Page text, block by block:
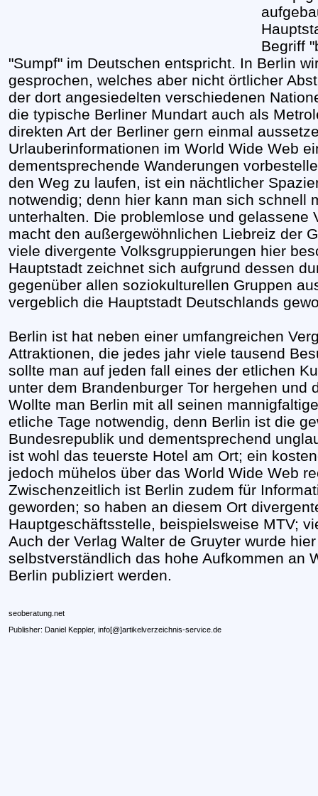
Begriff
"Sumpf" im Deutschen entspricht. In Berlin
gesprochen, welches aber nicht örtlicher
der dort angesiedelten verschiedenen
die typische Berliner Mundart auch als
direkten Art der Berliner gern einmal
Urlauberinformationen im World Wide Web
dementsprechende Wanderungen
den Weg zu laufen, ist ein nächtlicher
notwendig; denn hier kann man sich schnell
unterhalten. Die problemlose und gelassene
macht den außergewöhnlichen Liebreiz der
viele divergente Volksgruppierungen hier
Hauptstadt zeichnet sich aufgrund dessen
gegenüber allen soziokulturellen Gruppen
vergeblich die Hauptstadt Deutschlands
Berlin ist hat neben einer umfangreichen
Attraktionen, die jedes jahr viele tausend
sollte man auf jeden fall eines der etlichen
unter dem Brandenburger Tor hergehen und
Wollte man Berlin mit all seinen
etliche Tage notwendig, denn Berlin ist die
Bundesrepublik und dementsprechend
ist wohl das teuerste Hotel am Ort; ein
jedoch mühelos über das World Wide Web
Zwischenzeitlich ist Berlin zudem für
geworden; so haben an diesem Ort
Hauptgeschäftsstelle, beispielsweise MTV;
Auch der Verlag Walter de Gruyter wurde
selbstverständlich das hohe Aufkommen an
Berlin publiziert werden.
seoberatung.net
Publisher: Daniel Keppler, info[@]artikelverzeichnis-service.de